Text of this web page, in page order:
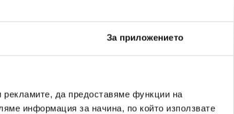
За приложението
рекламите, да предоставяме функции на
информация за начина, по който използвате